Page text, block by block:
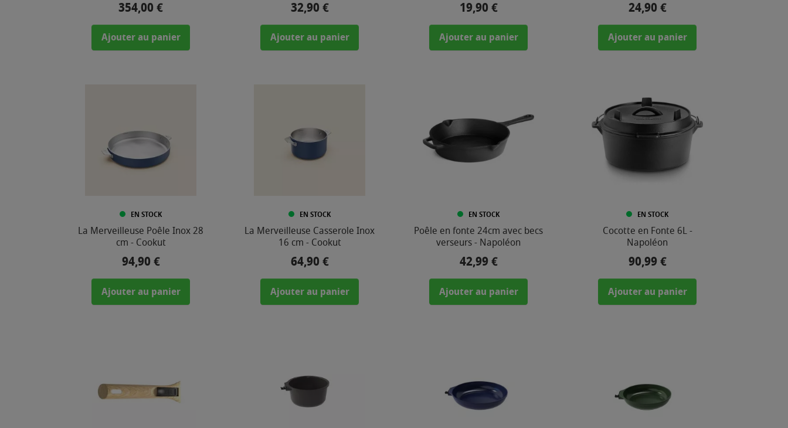
COULEUR
COMPOSITION
Prix
354,00 €
Ajouter au panier
Prix
32,90 €
Ajouter au panier
Prix
19,90 €
Ajouter au panier
Prix
24,90 €
Ajouter au panier
EN STOCK
La Merveilleuse Poêle Inox 28
cm - Cookut
Prix
94,90 €
Ajouter au panier
EN STOCK
La Merveilleuse Casserole Inox
16 cm - Cookut
Prix
64,90 €
Ajouter au panier
EN STOCK
Poêle en fonte 24cm avec becs
verseurs - Napoléon
Prix
42,99 €
Ajouter au panier
EN STOCK
Cocotte en Fonte 6L -
Napoléon
Prix
90,99 €
Ajouter au panier